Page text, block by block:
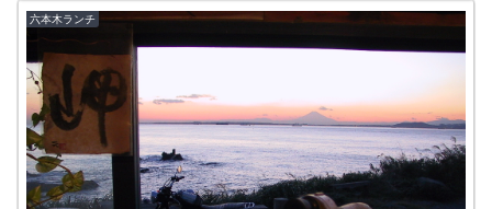
六本木ランチ